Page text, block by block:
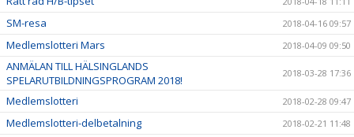
SM-resa 2018-04-16 09:57
Medlemslotteri Mars 2018-04-09 09:50
ANMÄLAN TILL HÄLSINGLANDS
SPELARUTBILDNINGSPROGRAM 2018!
2018-03-28 17:36
Medlemslotteri 2018-02-28 09:47
Medlemslotteri-delbetalning 2018-02-21 11:48